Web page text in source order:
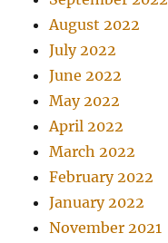
August 2022
July 2022
June 2022
May 2022
April 2022
March 2022
February 2022
January 2022
November 2021